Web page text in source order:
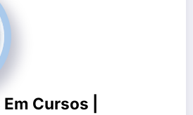
Cursos |